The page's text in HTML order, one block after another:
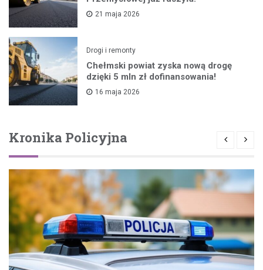
21 maja 2026
Drogi i remonty
Chełmski powiat zyska nową drogę
dzięki 5 mln zł dofinansowania!
16 maja 2026
Kronika Policyjna